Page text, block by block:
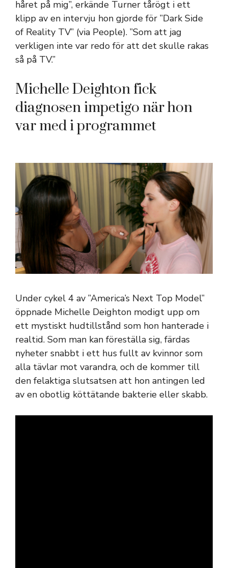
håret på mig”, erkände Turner tårögt i ett
klipp av en intervju hon gjorde för ”Dark Side
of Reality TV” (via People). ”Som att jag
verkligen inte var redo för att det skulle rakas
så på TV.”
Michelle Deighton fick
diagnosen impetigo när hon
var med i programmet
Under cykel 4 av ”America’s Next Top Model”
öppnade Michelle Deighton modigt upp om
ett mystiskt hudtillstånd som hon hanterade i
realtid. Som man kan föreställa sig, färdas
nyheter snabbt i ett hus fullt av kvinnor som
alla tävlar mot varandra, och de kommer till
den felaktiga slutsatsen att hon antingen led
av en obotlig köttätande bakterie eller skabb.